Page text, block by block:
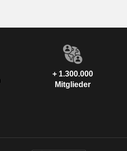
+ 1.300.000
Mitglieder